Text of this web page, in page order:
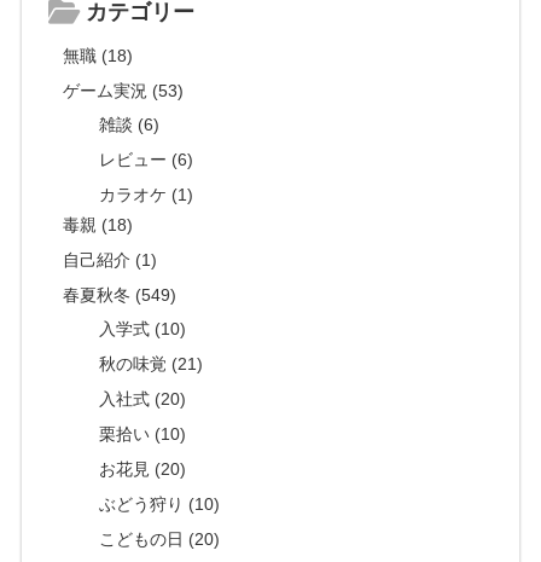
カテゴリー
無職 (18)
ゲーム実況 (53)
雑談 (6)
レビュー (6)
カラオケ (1)
毒親 (18)
自己紹介 (1)
春夏秋冬 (549)
入学式 (10)
秋の味覚 (21)
入社式 (20)
栗拾い (10)
お花見 (20)
ぶどう狩り (10)
こどもの日 (20)